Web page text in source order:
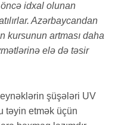
idxal olunan
Azərbaycandan
kursunun artması daha
elə də təsir
şüşələri UV
təyin etmək üçün